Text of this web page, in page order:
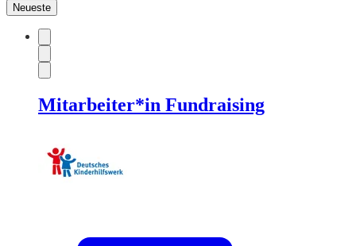
Neueste
Mitarbeiter*in Fundraising